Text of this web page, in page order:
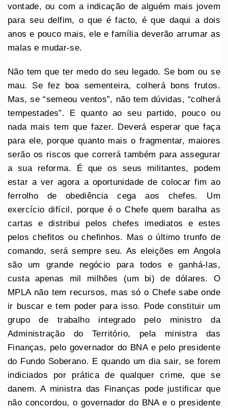
vontade, ou com a indicação de alguém mais jovem
para seu delfim, o que é facto, é que daqui a dois
anos e pouco mais, ele e família deverão arrumar as
malas e mudar-se.
Não tem que ter medo do seu legado. Se bom ou se
mau. Se fez boa sementeira, colherá bons frutos.
Mas, se “semeou ventos”, não tem dúvidas, “colherá
tempestades”. E quanto ao seu partido, pouco ou
nada mais tem que fazer. Deverá esperar que faça
para ele, porque quanto mais o fragmentar, maiores
serão os riscos que correrá também para assegurar
a sua reforma. É que os seus militantes, podem
estar a ver agora a oportunidade de colocar fim ao
ferrolho de obediência cega aos chefes. Um
exercício difícil, porque é o Chefe quem baralha as
cartas e distribui pelos chefes imediatos e estes
pelos chefitos ou chefinhos. Mas o último trunfo de
comando, será sempre seu. As eleições em Angola
são um grande negócio para todos e ganhá-las,
custa apenas mil milhões (um bi) de dólares. O
MPLA não tem recursos, mas só o Chefe sabe onde
ir buscar e tem poder para isso. Pode constituir um
grupo de trabalho integrado pelo ministro da
Administração do Território, pela ministra das
Finanças, pelo governador do BNA e pelo presidente
do Fundo Soberano. E quando um dia sair, se forem
indiciados por prática de qualquer crime, que se
danem. A ministra das Finanças pode justificar que
não concordou, o governador do BNA e o presidente